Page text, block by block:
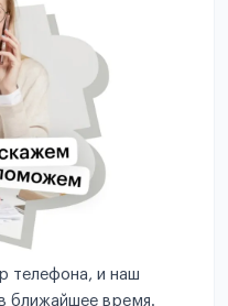
телефона, и наш
ближайшее время.